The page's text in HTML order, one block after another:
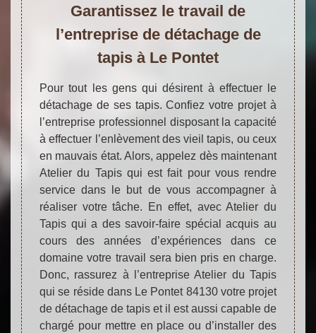
Garantissez le travail de
l’entreprise de détachage de
tapis à Le Pontet
Pour tout les gens qui désirent à effectuer le
détachage de ses tapis. Confiez votre projet à
l’entreprise professionnel disposant la capacité
à effectuer l’enlèvement des vieil tapis, ou ceux
en mauvais état. Alors, appelez dès maintenant
Atelier du Tapis qui est fait pour vous rendre
service dans le but de vous accompagner à
réaliser votre tâche. En effet, avec Atelier du
Tapis qui a des savoir-faire spécial acquis au
cours des années d’expériences dans ce
domaine votre travail sera bien pris en charge.
Donc, rassurez à l’entreprise Atelier du Tapis
qui se réside dans Le Pontet 84130 votre projet
de détachage de tapis et il est aussi capable de
chargé pour mettre en place ou d’installer des